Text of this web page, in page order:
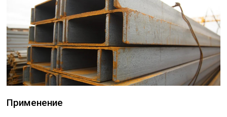
Применение